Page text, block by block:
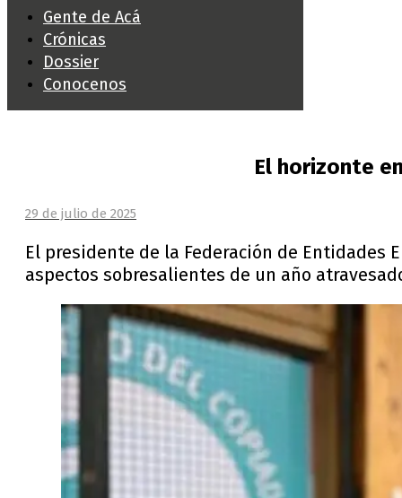
Gente de Acá
Crónicas
Dossier
Conocenos
El horizonte
El presidente de la Federación de Entidades
aspectos sobresalientes de un año
29 de julio de 2025